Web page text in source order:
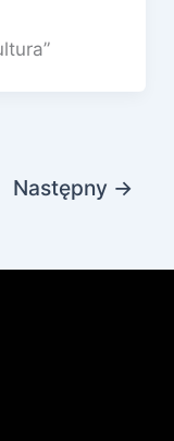
Następny →